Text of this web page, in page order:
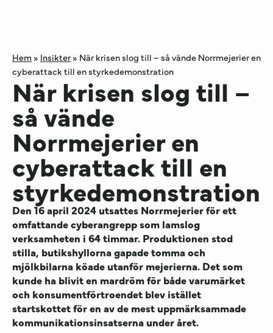
Hem » Insikter » När krisen slog till – så vände Norrmejerier en
cyberattack till en styrkedemonstration
När krisen slog till –
så vände
Norrmejerier en
cyberattack till en
styrkedemonstration
Den 16 april 2024 utsattes Norrmejerier för ett
omfattande cyberangrepp som lamslog
verksamheten i 64 timmar. Produktionen stod
stilla, butikshyllorna gapade tomma och
mjölkbilarna köade utanför mejerierna. Det som
kunde ha blivit en mardröm för både varumärket
och konsumentförtroendet blev istället
startskottet för en av de mest uppmärksammade
kommunikationsinsatserna under året.